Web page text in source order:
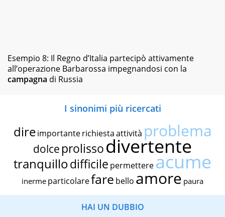
Esempio 8: Il Regno d’Italia partecipò attivamente
all’operazione Barbarossa impegnandosi con la
campagna di Russia
I sinonimi più ricercati
dire importante richiestaattività problema
dolce prolissodivertente
tranquillodifficile permettereacume
inerme particolarefare bello amore paura
HAI UN DUBBIO